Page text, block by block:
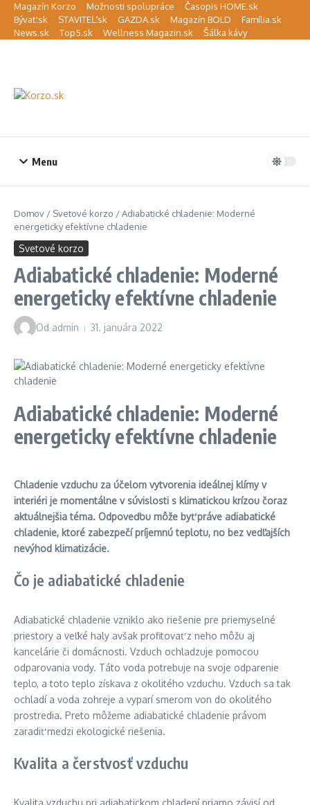
Preskočiť na obsah
Magazín Korzo Možnosti spolupráce
Časopis HOME.sk
Bývať.sk
STAVITEĽ.sk GAZDA.sk Magazín BOLD
Família.sk
News.sk
Top5.sk Wellness Magazin.sk Šálka kávy
Menu
Domov / Svetové korzo /Adiabatické chladenie: Moderné
energeticky efektívne chladenie
Svetové korzo
Adiabatické chladenie: Moderné
energeticky efektívne chladenie
Od admin 31. januára 2022
Adiabatické chladenie: Moderné
energeticky efektívne chladenie
Chladenie vzduchu za účelom vytvorenia ideálnej klímy v
interiéri je momentálne v súvislosti s klimatickou krízou čoraz
aktuálnejšia téma. Odpoveďou môže byť práve adiabatické
chladenie, ktoré zabezpečí príjemnú teplotu, no bez vedľajších
nevýhod klimatizácie.
Čo je adiabatické chladenie
Adiabatické chladenie vzniklo ako riešenie pre priemyselné
priestory a veľké haly avšak profitovať z neho môžu aj
kancelárie či domácnosti. Vzduch ochladzuje pomocou
odparovania vody. Táto voda potrebuje na svoje odparenie
teplo, a toto teplo získava z okolitého vzduchu. Vzduch sa tak
ochladí a voda zohreje a vyparí smerom von do okolitého
prostredia. Preto môžeme adiabatické chladenie právom
zaradiť medzi ekologické riešenia.
Kvalita a čerstvosť vzduchu
Kvalita vzduchu pri adiabatickom chladení priamo závisí od